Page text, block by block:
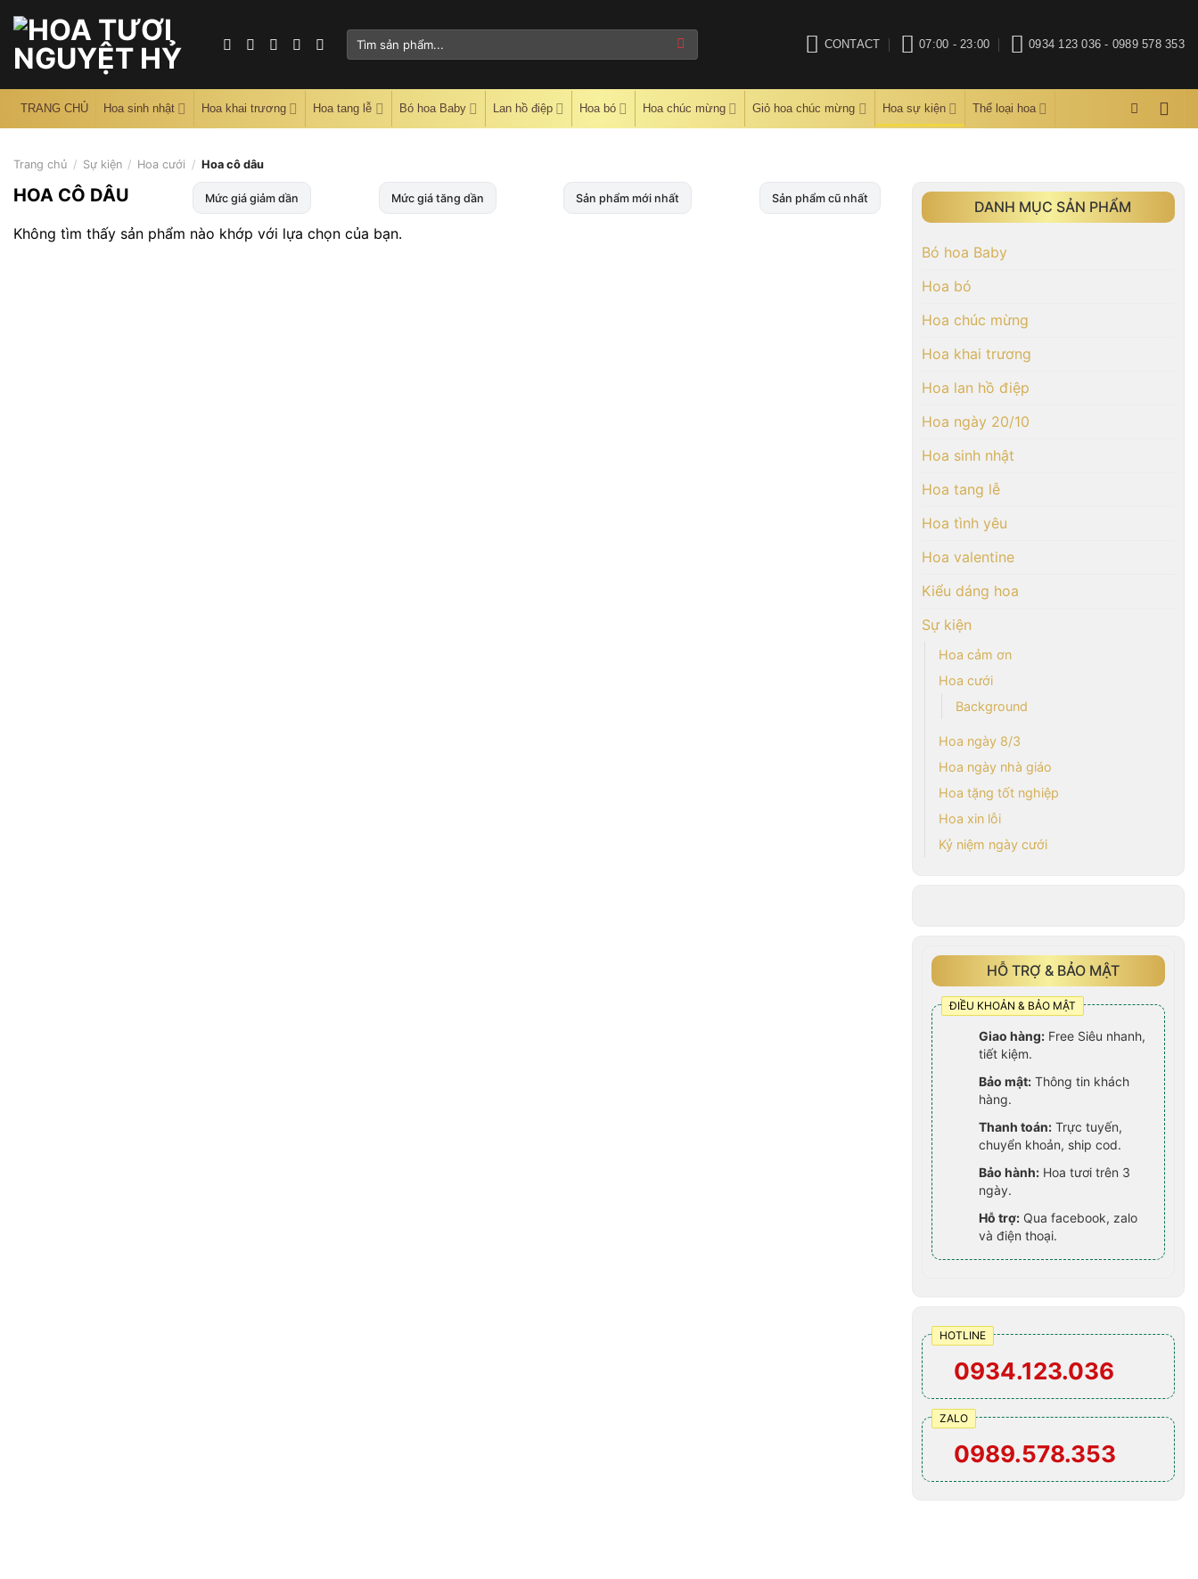
content
Tìm
CONTACT 07:00 - 23:00 0934 123 036 - 0989 578 353
TRANG CHỦ Hoa sinh nhật Hoa khai trương Hoa tang lễ Bó hoa Baby Lan hồ điệp Hoa bó Hoa chúc mừng Giỏ hoa chúc mừng Hoa sự kiện Thể loại hoa
Trang chủ / Sự kiện / Hoa cưới / Hoa cô dâu
HOA CÔ DÂU Mức giá giảm dần Mức giá tăng dần Sản phẩm mới nhất Sản phẩm cũ nhất
Không tìm thấy sản phẩm nào khớp với lựa chọn của bạn.
DANH MỤC SẢN PHẨM
Bó hoa Baby
Hoa bó
Hoa chúc mừng
Hoa khai trương
Hoa lan hồ điệp
Hoa ngày 20/10
Hoa sinh nhật
Hoa tang lễ
Hoa tình yêu
Hoa valentine
Kiểu dáng hoa
Sự kiện
Hoa cảm ơn
Hoa cưới
Background
Hoa ngày 8/3
Hoa ngày nhà giáo
Hoa tặng tốt nghiệp
Hoa xin lỗi
Kỷ niệm ngày cưới
HỖ TRỢ & BẢO MẬT
ĐIỀU KHOẢN & BẢO MẬT
Giao hàng: Free Siêu nhanh,
tiết kiệm.
Bảo mật: Thông tin khách
hàng.
Thanh toán: Trực tuyến,
chuyển khoản, ship cod.
Bảo hành: Hoa tươi trên 3
ngày.
Hỗ trợ: Qua facebook, zalo
và điện thoại.
HOTLINE
0934.123.036
ZALO
0989.578.353